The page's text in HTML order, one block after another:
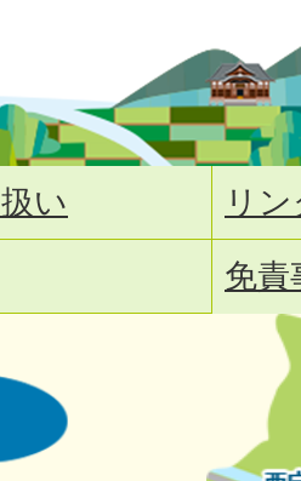
い
リ
免責